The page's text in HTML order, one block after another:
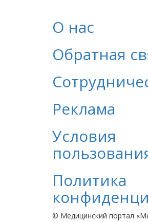
О нас
Обратная
Реклама
Условия
Политика
© Медицинский портал